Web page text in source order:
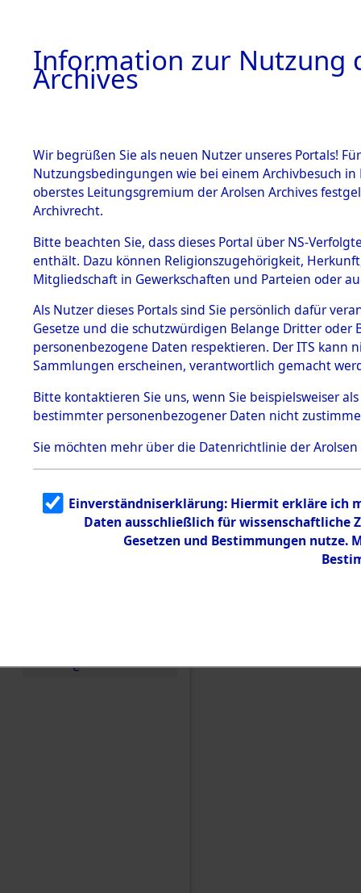
BESTÄNDE
1.
mente
5. Verschiedenes
5.3
Todesmärsche
5.3.1 Alliierte
Erhebungen
zu
Todesmärsch
en
5.3.2
g
5.3.3
Todesmärsch
e
Olpe→
Information zur Nutzung
Archives
Wir begrüßen Sie als neuen Nutzer unseres Portals!
Nutzungsbedingungen wie bei einem Archivbesuch
oberstes Leitungsgremium der Arolsen Archives
Archivrecht.
Bitte beachten Sie, dass dieses Portal über NS-
enthält. Dazu können Religionszugehörigkeit,
Mitgliedschaft in Gewerkschaften und Parteien oder
Als Nutzer dieses Portals sind Sie persönlich dafür
Gesetze und die schutzwürdigen Belange Dritter
personenbezogene Daten respektieren. Der ITS
Sammlungen erscheinen, verantwortlich gemacht
Bitte kontaktieren Sie uns, wenn Sie beispielsweiser
bestimmter personenbezogener Daten nicht
Sie möchten mehr über die Datenrichtlinie der Arolsen
Einverständniserklärung: Hiermit erkläre ich
Daten ausschließlich für wissenschaftliche
Gesetzen und Bestimmungen nutze.